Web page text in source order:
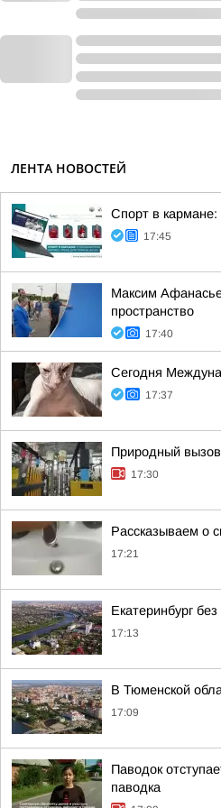
ЛЕНТА НОВОСТЕЙ
Спорт в
17:45
Максим
пространство
17:40
Сегодня
17:37
Природный
17:30
Рассказываем о
17:21
Екатеринбург
17:13
В Тюменской
17:09
Паводок
паводка